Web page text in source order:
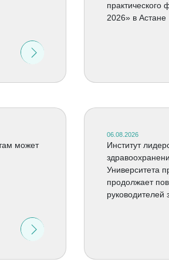
2026» в Астане
может
06.08.2026
Институт
Университета
продолжает
руководителей